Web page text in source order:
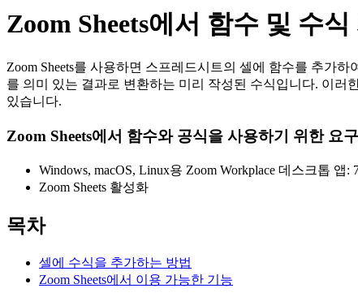
Zoom Sheets에서 함수 및 수
Zoom Sheets를 사용하면 스프레드시트의 셀에 함수를 추가
를 의미 있는 결과로 변환하는 미리 작성된 수식입니다. 이
있습니다.
Zoom Sheets에서 함수와 공식을 사용하기 위한 요
Windows, macOS, Linux용 Zoom Workplace 데스크톱 앱:
Zoom Sheets 활성화
목차
셀에 수식을 추가하는 방법
Zoom Sheets에서 이용 가능한 기능